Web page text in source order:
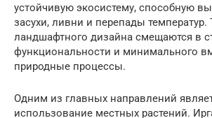
устойчивую экосистему, способную
засухи, ливни и перепады температур.
ландшафтного дизайна смещаются в
функциональности и минимального
природные процессы.
Одним из главных направлений
использование местных растений.